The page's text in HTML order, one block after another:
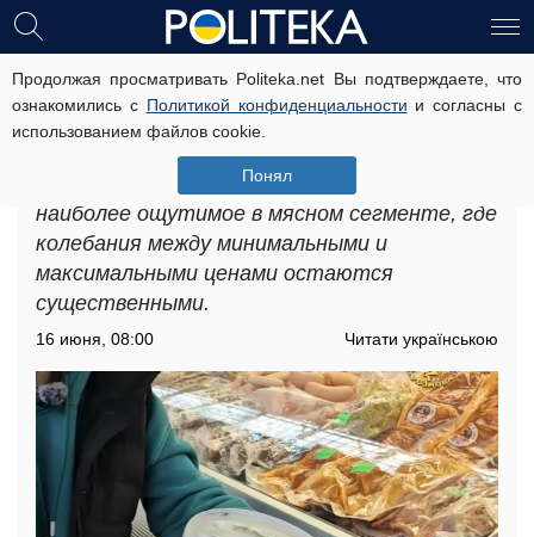
Продолжая просматривать Politeka.net Вы подтверждаете, что
ознакомились с Политикой конфиденциальности и согласны с
использованием файлов cookie.
Понял
Подорожание продуктов в
Запорожье: какая ситуация с
ценами сейчас
Подорожание продуктов в Запорожье и
наиболее ощутимое в мясном сегменте, где
колебания между минимальными и
максимальными ценами остаются
существенными.
16 июня, 08:00 Читати українською